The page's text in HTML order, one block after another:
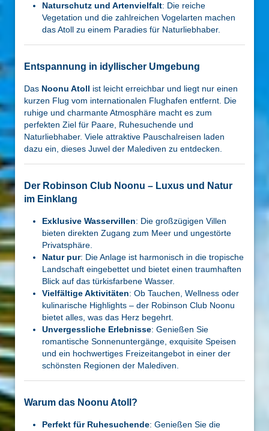
Naturschutz und Artenvielfalt: Die reiche
Vegetation und die zahlreichen Vogelarten machen
das Atoll zu einem Paradies für Naturliebhaber.
Entspannung in idyllischer Umgebung
Das Noonu Atoll ist leicht erreichbar und liegt nur einen
kurzen Flug vom internationalen Flughafen entfernt. Die
ruhige und charmante Atmosphäre macht es zum
perfekten Ziel für Paare, Ruhesuchende und
Naturliebhaber. Viele attraktive Pauschalreisen laden
dazu ein, dieses Juwel der Malediven zu entdecken.
Der Robinson Club Noonu – Luxus und Natur
im Einklang
Exklusive Wasservillen: Die großzügigen Villen
bieten direkten Zugang zum Meer und ungestörte
Privatsphäre.
Natur pur: Die Anlage ist harmonisch in die tropische
Landschaft eingebettet und bietet einen traumhaften
Blick auf das türkisfarbene Wasser.
Vielfältige Aktivitäten: Ob Tauchen, Wellness oder
kulinarische Highlights – der Robinson Club Noonu
bietet alles, was das Herz begehrt.
Unvergessliche Erlebnisse: Genießen Sie
romantische Sonnenuntergänge, exquisite Speisen
und ein hochwertiges Freizeitangebot in einer der
schönsten Regionen der Malediven.
Warum das Noonu Atoll?
Perfekt für Ruhesuchende: Genießen Sie die